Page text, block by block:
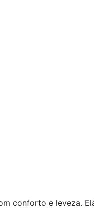
conforto e leveza.